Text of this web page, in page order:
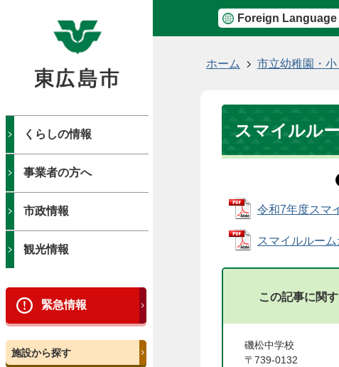
Foreign Language
くらしの情報
事業者の方へ
市政情報
観光情報
緊急情報
施設から探す
ホーム 市立幼稚園・
スマイルル
令和7年度スマ
スマイルルー
この記事に関
磯松中学校
〒739-0132